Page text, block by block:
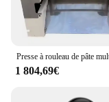
experience.
design ensure
years to come,
kitchen.
1 804,69€